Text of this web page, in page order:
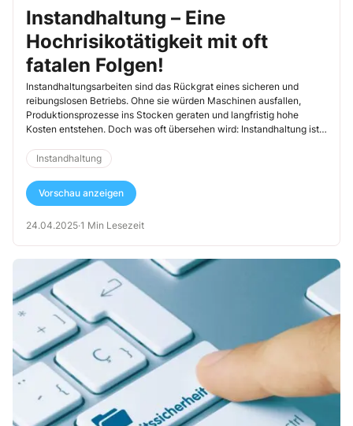
Instandhaltung – Eine
Hochrisikotätigkeit mit oft
fatalen Folgen!
Instandhaltungsarbeiten sind das Rückgrat eines sicheren und
reibungslosen Betriebs. Ohne sie würden Maschinen ausfallen,
Produktionsprozesse ins Stocken geraten und langfristig hohe
Kosten entstehen. Doch was oft übersehen wird: Instandhaltung ist
Instandhaltung
Vorschau anzeigen
24.04.2025·1 Min Lesezeit